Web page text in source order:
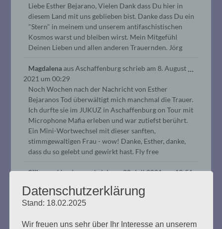
Liebe Esther Bejarano, Vielen Dank dass Du hier in
diesem Land mit uns geblieben bist. Danke dass Du ein
"Stern" in meinem und unserem antifaschistischen
Kosmos warst und bleiben wirst. Mein Mitgefühl
Deinen Lieben und allen anderen Trauernden. Jörg
Magdalenaaus Aschaffenburg schrieb am 8. August
2021 um 00:29
Noch Wochen nach der Nachricht von Esther
Bejaranos Tod überwältigt mich manchmal die Trauer.
Ich durfte sie im JUKUZ in Aschaffenburg on Tour mit
Microphone Mafia erleben und war zutiefst berührt.
Ein Mini-Wortwechsel mit dieser sanften,
stimmgewaltigen Frau - wow! Danke, Esther, danke,
dass du so gelebt und gewirkt hast. Fly free
...
SilkeausHamburgschrieb am30. Juli 2021um10:51
haben!" hast Du gesagt, als die Band Microphone Mafia
Dich anrief, um mit Dir ein Projekt zu starten. Wir
Barmbek erzählt hast und waren bewegt von Deinem
...Diese
Datenschutzerklärung
Stand: 18.02.2025
Wir freuen uns sehr über Ihr Interesse an unserem